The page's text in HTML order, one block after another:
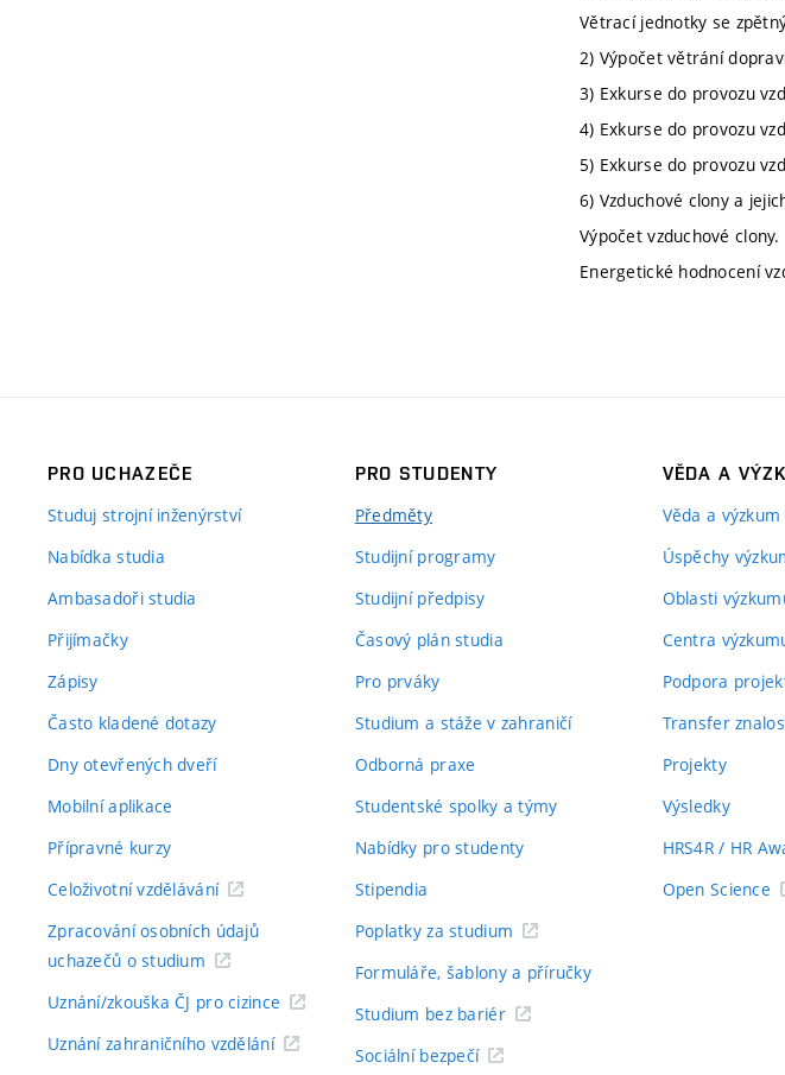
Větrací jednotky se
2) Výpočet větrání
3) Exkurse do provozu
4) Exkurse do provozu
5) Exkurse do provozu
6) Vzduchové clony a
Výpočet vzduchové clony.
Energetické hodnocení
PRO UCHAZEČE
Studuj strojní inženýrství
Nabídka studia
Ambasadoři studia
Přijímačky
Zápisy
Často kladené dotazy
Dny otevřených dveří
Mobilní aplikace
Přípravné kurzy
Celoživotní vzdělávání
Zpracování osobních údajů
uchazečů o studium
Uznání/zkouška ČJ pro cizince
Uznání zahraničního vzdělání
PRO STUDENTY
Předměty
Studijní programy
Studijní předpisy
Časový plán studia
Pro prváky
Studium a stáže v zahraničí
Odborná praxe
Studentské spolky a týmy
Nabídky pro studenty
Stipendia
Poplatky za studium
Formuláře, šablony a příručky
Studium bez bariér
Sociální bezpečí
VĚDA A
Věda a výzkum
Úspěchy
Oblasti
Centra
Podpora
Transfer
Projekty
Výsledky
HRS4R / HR
Open Science